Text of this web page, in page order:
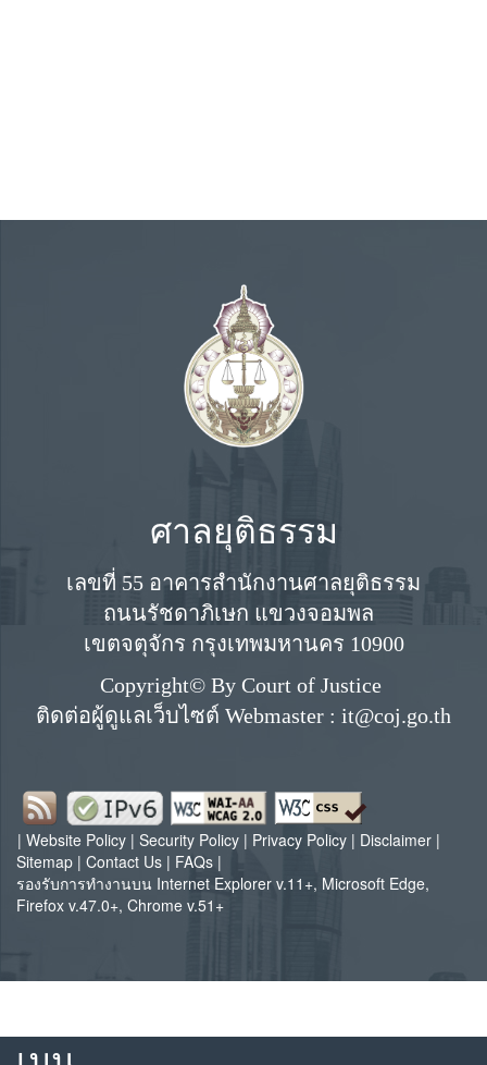
ศาลยุติธรรม
เลขที่ 55 อาคารสำนักงานศาลยุติธรรม
ถนนรัชดาภิเษก แขวงจอมพล
เขตจตุจักร กรุงเทพมหานคร 10900
Copyright© By Court of Justice
ติดต่อผู้ดูแลเว็บไซต์ Webmaster : it@coj.go.th
| Website Policy | Security Policy | Privacy Policy | Disclaimer |
Sitemap | Contact Us | FAQs |
รองรับการทำงานบน Internet Explorer v.11+, Microsoft Edge,
Firefox v.47.0+, Chrome v.51+